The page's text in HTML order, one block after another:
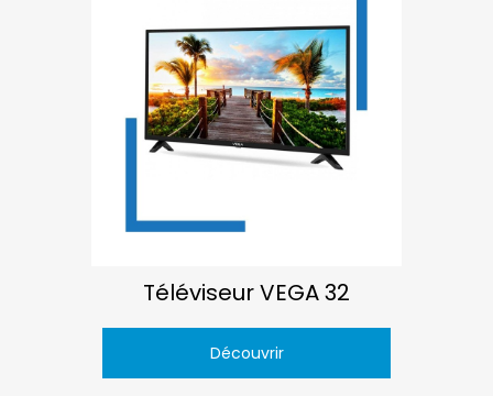
Téléviseur VEGA 32
Découvrir